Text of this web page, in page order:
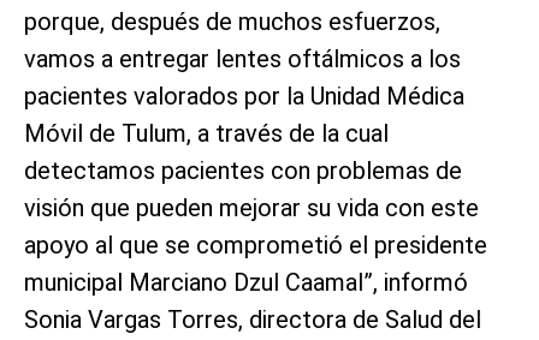
porque, después de muchos esfuerzos,
vamos a entregar lentes oftálmicos a los
pacientes valorados por la Unidad Médica
Móvil de Tulum, a través de la cual
detectamos pacientes con problemas de
visión que pueden mejorar su vida con este
apoyo al que se comprometió el presidente
municipal Marciano Dzul Caamal”, informó
Sonia Vargas Torres, directora de Salud del